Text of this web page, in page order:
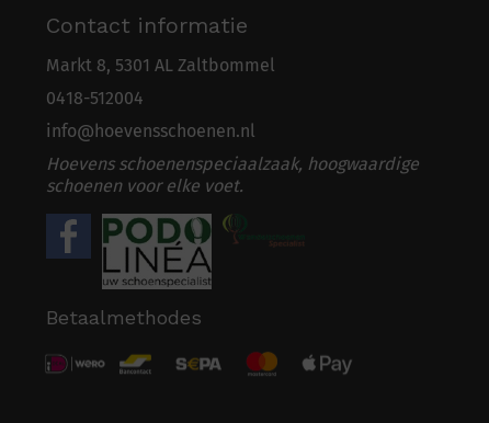
Contact informatie
Markt 8, 5301 AL Zaltbommel
0418-512004
info@hoevensschoenen.nl
Hoevens schoenenspeciaalzaak, hoogwaardige
schoenen voor elke voet.
Betaalmethodes